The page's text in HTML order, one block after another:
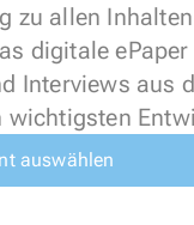
zu allen
digitale ePaper
Interviews aus
auswählen